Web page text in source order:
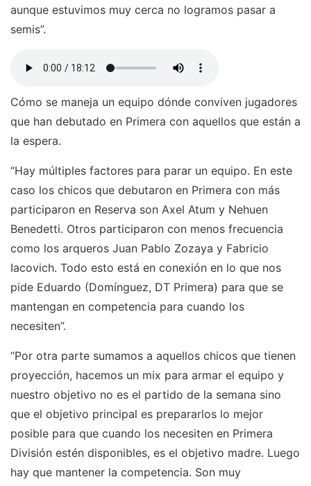
aunque estuvimos muy cerca no logramos pasar a
semis”.
Cómo se maneja un equipo dónde conviven jugadores
que han debutado en Primera con aquellos que están a
la espera.
“Hay múltiples factores para parar un equipo. En este
caso los chicos que debutaron en Primera con más
participaron en Reserva son Axel Atum y Nehuen
Benedetti. Otros participaron con menos frecuencia
como los arqueros Juan Pablo Zozaya y Fabricio
Iacovich. Todo esto está en conexión en lo que nos
pide Eduardo (Domínguez, DT Primera) para que se
mantengan en competencia para cuando los
necesiten”.
“Por otra parte sumamos a aquellos chicos que tienen
proyección, hacemos un mix para armar el equipo y
nuestro objetivo no es el partido de la semana sino
que el objetivo principal es prepararlos lo mejor
posible para que cuando los necesiten en Primera
División estén disponibles, es el objetivo madre. Luego
hay que mantener la competencia. Son muy